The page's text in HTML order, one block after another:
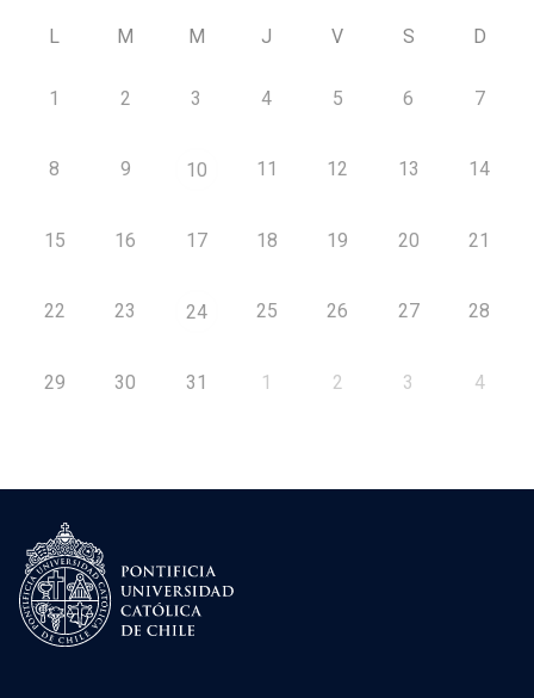
L M M J V S D
1 2 3 4 5 6 7
8 9 10 11 12 13 14
15 16 17 18 19 20 21
22 23 24 25 26 27 28
29 30 31 1 2 3 4